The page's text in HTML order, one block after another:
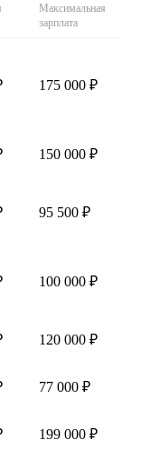
Максимальная
зарплата
175 000 ₽
150 000 ₽
95 500 ₽
100 000 ₽
120 000 ₽
77 000 ₽
199 000 ₽